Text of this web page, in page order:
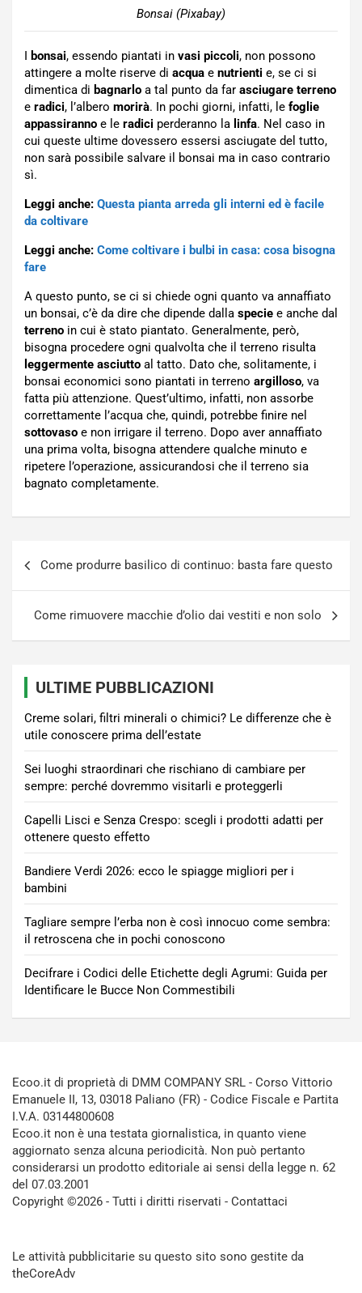
Bonsai (Pixabay)
bonsai, essendo piantati in vasi piccoli, non possono
attingere a molte riserve di acqua e nutrienti e, se ci si
dimentica di bagnarlo a tal punto da far asciugare terreno
e radici, l’albero morirà. In pochi giorni, infatti, le foglie
appassiranno e le radici perderanno la linfa. Nel caso in
cui queste ultime dovessero essersi asciugate del tutto,
non sarà possibile salvare il bonsai ma in caso contrario
sì.
Leggi anche: Questa pianta arreda gli interni ed è facile
da coltivare
Leggi anche: Come coltivare i bulbi in casa: cosa bisogna
fare
A questo punto, se ci si chiede ogni quanto va annaffiato
un bonsai, c’è da dire che dipende dalla specie e anche dal
terreno in cui è stato piantato. Generalmente, però,
bisogna procedere ogni qualvolta che il terreno risulta
leggermente asciutto al tatto. Dato che, solitamente, i
bonsai economici sono piantati in terreno argilloso, va
fatta più attenzione. Quest’ultimo, infatti, non assorbe
correttamente l’acqua che, quindi, potrebbe finire nel
sottovaso e non irrigare il terreno. Dopo aver annaffiato
una prima volta, bisogna attendere qualche minuto e
ripetere l’operazione, assicurandosi che il terreno sia
bagnato completamente.
Come produrre basilico di continuo: basta fare questo
Come rimuovere macchie d’olio dai vestiti e non solo
ULTIME PUBBLICAZIONI
Creme solari, filtri minerali o chimici? Le differenze che è
utile conoscere prima dell’estate
Sei luoghi straordinari che rischiano di cambiare per
sempre: perché dovremmo visitarli e proteggerli
Capelli Lisci e Senza Crespo: scegli i prodotti adatti per
ottenere questo effetto
Bandiere Verdi 2026: ecco le spiagge migliori per i
bambini
Tagliare sempre l’erba non è così innocuo come sembra:
il retroscena che in pochi conoscono
Decifrare i Codici delle Etichette degli Agrumi: Guida per
Identificare le Bucce Non Commestibili
Ecoo.it di proprietà di DMM COMPANY SRL - Corso Vittorio
Emanuele II, 13, 03018 Paliano (FR) - Codice Fiscale e Partita
I.V.A. 03144800608
Ecoo.it non è una testata giornalistica, in quanto viene
aggiornato senza alcuna periodicità. Non può pertanto
considerarsi un prodotto editoriale ai sensi della legge n. 62
del 07.03.2001
Copyright ©2026 - Tutti i diritti riservati - Contattaci
Le attività pubblicitarie su questo sito sono gestite da
theCoreAdv